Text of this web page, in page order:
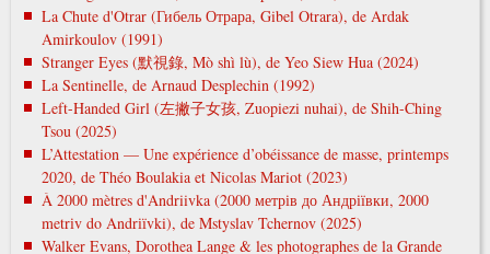
La Chute d'Otrar (Гибель Отрара, Gibel Otrara), de Ardak
Amirkoulov (1991)
Stranger Eyes (默視錄, Mò shì lù), de Yeo Siew Hua (2024)
La Sentinelle, de Arnaud Desplechin (1992)
Left-Handed Girl (左撇子女孩, Zuopiezi nuhai), de Shih-Ching
Tsou (2025)
L’Attestation — Une expérience d’obéissance de masse, printemps
2020, de Théo Boulakia et Nicolas Mariot (2023)
À 2000 mètres d'Andriivka (2000 метрів до Андріївки, 2000
metrіv do Andrіїvki), de Mstyslav Tchernov (2025)
Walker Evans, Dorothea Lange & les photographes de la Grande